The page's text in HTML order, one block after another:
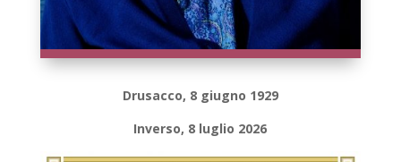
Drusacco, 8 giugno 1929
Inverso, 8 luglio 2026